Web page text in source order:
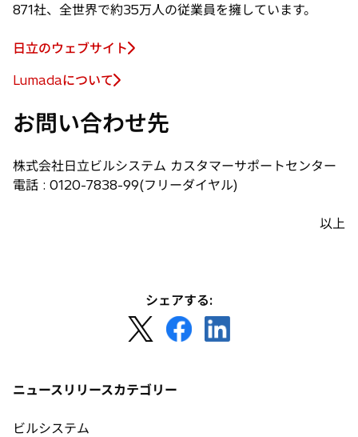
871社、全世界で約35万人の従業員を擁しています。
日立のウェブサイト
Lumadaについて
新
い
ブ
で
お問い合わせ先
株式会社日立ビルシステム カスタマーサポートセンター
電話 : 0120-7838-99(フリーダイヤル)
以上
シェアする:
し
タ
新
し
ニュースリリースカテゴリー
ビルシステム